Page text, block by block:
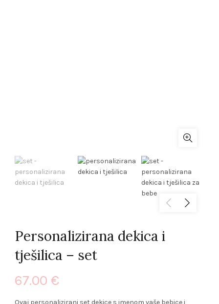
Personalizirana dekica i
tješilica – set
67.00 €